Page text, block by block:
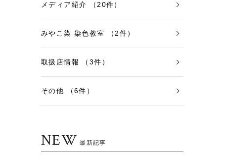
メディア紹介 （20件）
みやこ染 染色教室 （2件）
取扱店情報 （3件）
その他 （6件）
NEW 最新記事